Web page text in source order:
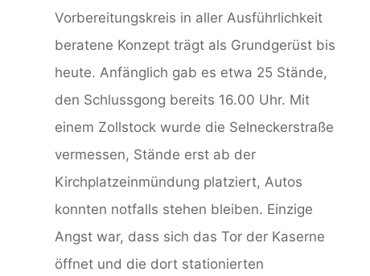
Vorbereitungskreis in aller Ausführlichkeit
beratene Konzept trägt als Grundgerüst bis
heute. Anfänglich gab es etwa 25 Stände,
den Schlussgong bereits 16.00 Uhr. Mit
einem Zollstock wurde die Selneckerstraße
vermessen, Stände erst ab der
Kirchplatzeinmündung platziert, Autos
konnten notfalls stehen bleiben. Einzige
Angst war, dass sich das Tor der Kaserne
öffnet und die dort stationierten